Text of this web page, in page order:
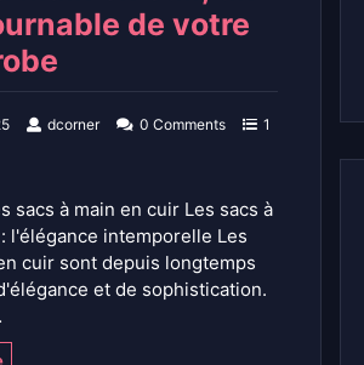
de votre
dcorner 0 Comments
1
sacs à main en cuir Les sacs à
l'élégance intemporelle Les
cuir sont depuis longtemps
et de sophistication.